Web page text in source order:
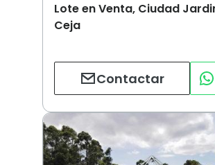
Lote en Venta, Ciudad
Ceja
Contactar